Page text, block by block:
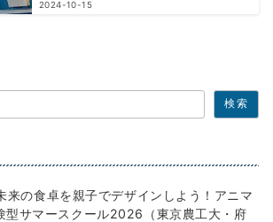
2024-10-15
検索
来の食卓を親子でデザインしよう！アニマ
型サマースクール2026（東京農工大・府